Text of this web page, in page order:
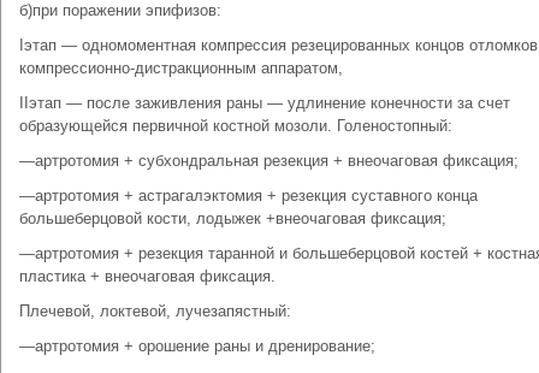
б)при поражении эпифизов:
Iэтап — одномоментная компрессия резецированных концов отломков
компрессионно-дистракционным аппаратом,
IIэтап — после заживления раны — удлинение конечности за счет
образующейся первичной костной мозоли. Голеностопный:
—артротомия + субхондральная резекция + внеочаговая фиксация;
—артротомия + астрагалэктомия + резекция суставного конца
большеберцовой кости, лодыжек +внеочаговая фиксация;
—артротомия + резекция таранной и большеберцовой костей +
пластика + внеочаговая фиксация.
Плечевой, локтевой, лучезапястный:
—артротомия + орошение раны и дренирование;